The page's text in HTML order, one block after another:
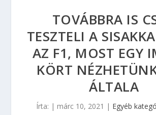
TOVÁBBRA IS
TESZTELI A
AZ F1, MOST EGY
KÖRT
ÁLTALA
Írta: | márc 10, 2021 | Egyéb